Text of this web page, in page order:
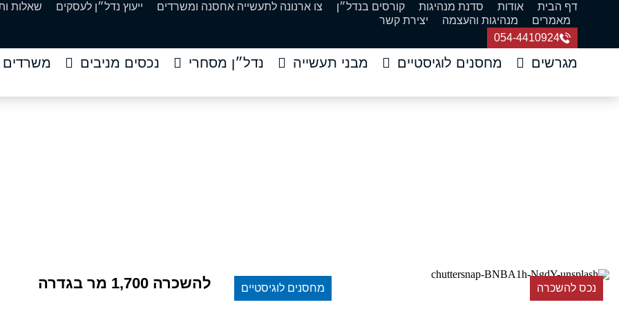
דף הבית אודות סדנת מנהיגות קורסים בנדל״ן צו ארנונה לתעשייה אחסנה ומשרדים ייעוץ נדל״ן לעסקים שאלות
מאמרים
מנהיגות והעצמה
יצירת קשר
054-4410924
מגרשים מחסנים לוגיסטיים מבני תעשייה נדל״ן מסחרי נכסים מניבים משרדים
מחסנים לוגיסטיים נכס להשכרה להשכרה 1,700 מר בגדרה